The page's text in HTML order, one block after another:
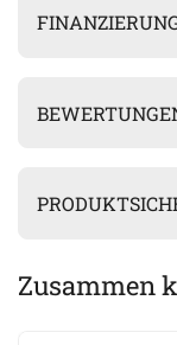
Zusammen